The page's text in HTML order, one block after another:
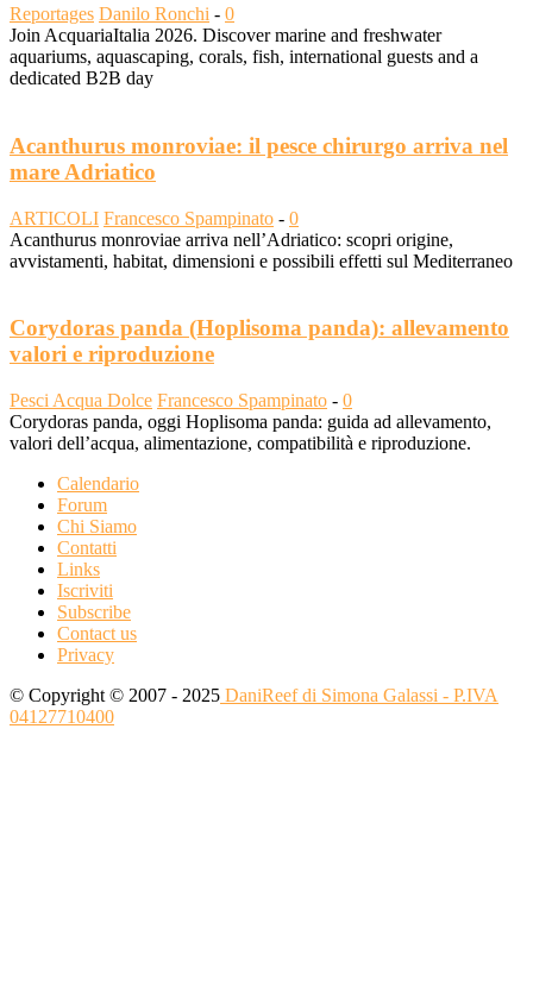
Reportages Danilo Ronchi - 0
Join AcquariaItalia 2026. Discover marine and freshwater
aquariums, aquascaping, corals, fish, international guests and a
dedicated B2B day
Acanthurus monroviae: il pesce chirurgo arriva nel
mare Adriatico
ARTICOLI Francesco Spampinato - 0
Acanthurus monroviae arriva nell’Adriatico: scopri origine,
avvistamenti, habitat, dimensioni e possibili effetti sul Mediterraneo
Corydoras panda (Hoplisoma panda): allevamento
valori e riproduzione
Pesci Acqua Dolce Francesco Spampinato - 0
Corydoras panda, oggi Hoplisoma panda: guida ad allevamento,
valori dell’acqua, alimentazione, compatibilità e riproduzione.
Calendario
Forum
Chi Siamo
Contatti
Links
Iscriviti
Subscribe
Contact us
Privacy
© Copyright © 2007 - 2025 DaniReef di Simona Galassi - P.IVA
04127710400